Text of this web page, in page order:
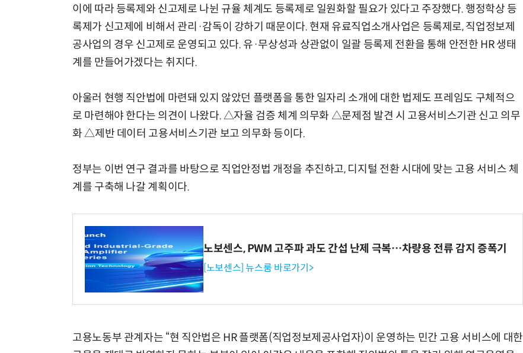
이에 따라 등록제와 신고제로 나뉜 규율 체계도 등록제로 일원화할 필요가 있다고 주장했다. 행정학상 등
록제가 신고제에 비해서 관리·감독이 강하기 때문이다. 현재 유료직업소개사업은 등록제로, 직업정보제
공사업의 경우 신고제로 운영되고 있다. 유·무상성과 상관없이 일괄 등록제 전환을 통해 안전한 HR 생태
계를 만들어가겠다는 취지다.
아울러 현행 직안법에 마련돼 있지 않았던 플랫폼을 통한 일자리 소개에 대한 법제도 프레임도 구체적으
로 마련해야 한다는 의견이 나왔다. △자율 검증 체계 의무화 △문제점 발견 시 고용서비스기관 신고 의무
화 △제반 데이터 고용서비스기관 보고 의무화 등이다.
정부는 이번 연구 결과를 바탕으로 직업안정법 개정을 추진하고, 디지털 전환 시대에 맞는 고용 서비스 체
계를 구축해 나갈 계획이다.
노보센스, PWM 고주파 과도 간섭 난제 극복…차량용 전류 감지 증폭기
[노보센스] 뉴스룸 바로가기>
고용노동부 관계자는 “현 직안법은 HR 플랫폼(직업정보제공사업자)이 운영하는 민간 고용 서비스에 대한